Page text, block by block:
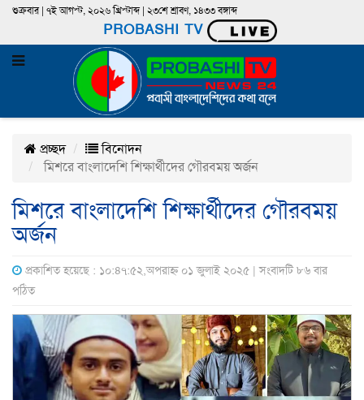
শুক্রবার | ৭ই আগস্ট, ২০২৬ খ্রিস্টাব্দ | ২৩শে শ্রাবণ, ১৪৩৩ বঙ্গাব্দ
PROBASHI TV
প্রচ্ছদ
বিনোদন
মিশরে বাংলাদেশি শিক্ষার্থীদের গৌরবময় অর্জন
মিশরে বাংলাদেশি শিক্ষার্থীদের গৌরবময়
অর্জন
প্রকাশিত হয়েছে : ১০:৪৭:৫২,অপরাহ্ন ০১ জুলাই ২০২৫ | সংবাদটি ৮৬ বার
পঠিত